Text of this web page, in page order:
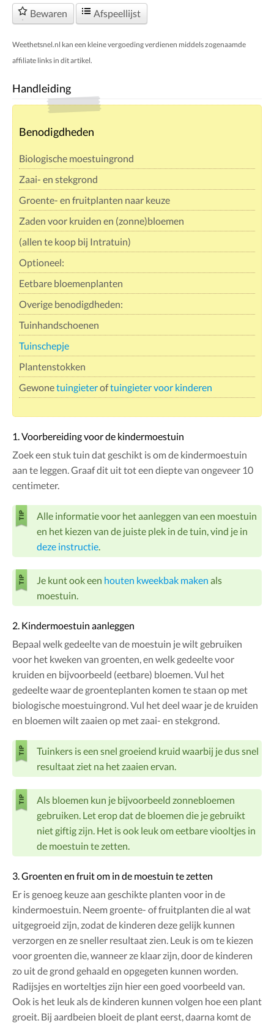
Bewaren Afspeellijst
Weethetsnel.nl kan een kleine vergoeding verdienen middels zogenaamde
affiliate links in dit artikel.
Handleiding
Benodigdheden
Biologische moestuingrond
Zaai- en stekgrond
Groente- en fruitplanten naar keuze
Zaden voor kruiden en (zonne)bloemen
(allen te koop bij Intratuin)
Optioneel:
Eetbare bloemenplanten
Overige benodigdheden:
Tuinhandschoenen
Tuinschepje
Plantenstokken
Gewonetuingieteroftuingieter voor kinderen
1. Voorbereiding voor de kindermoestuin
Zoek een stuk tuin dat geschikt is om de kindermoestuin
aan te leggen. Graaf dit uit tot een diepte van ongeveer 10
centimeter.
Alle informatie voor het aanleggen van een moestuin
en het kiezen van de juiste plek in de tuin, vind je in
deze instructie
Je kunt ook een houten kweekbak maken als
moestuin.
2. Kindermoestuin aanleggen
Bepaal welk gedeelte van de moestuin je wilt gebruiken
voor het kweken van groenten, en welk gedeelte voor
kruiden en bijvoorbeeld (eetbare) bloemen. Vul het
gedeelte waar de groenteplanten komen te staan op met
biologische moestuingrond. Vul het deel waar je de kruiden
en bloemen wilt zaaien op met zaai- en stekgrond.
Tuinkers is een snel groeiend kruid waarbij je dus snel
resultaat ziet na het zaaien ervan.
Als bloemen kun je bijvoorbeeld zonnebloemen
gebruiken. Let erop dat de bloemen die je gebruikt
niet giftig zijn. Het is ook leuk om eetbare viooltjes in
de moestuin te zetten.
3. Groenten en fruit om in de moestuin te zetten
Er is genoeg keuze aan geschikte planten voor in de
kindermoestuin. Neem groente- of fruitplanten die al wat
uitgegroeid zijn, zodat de kinderen deze gelijk kunnen
verzorgen en ze sneller resultaat zien. Leuk is om te kiezen
voor groenten die, wanneer ze klaar zijn, door de kinderen
zo uit de grond gehaald en opgegeten kunnen worden.
Radijsjes en worteltjes zijn hier een goed voorbeeld van.
Ook is het leuk als de kinderen kunnen volgen hoe een plant
groeit. Bij aardbeien bloeit de plant eerst, daarna komt de